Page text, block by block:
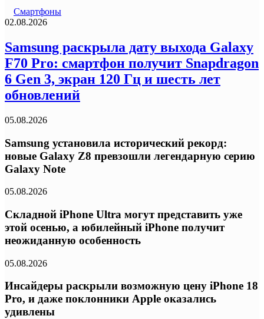
Смартфоны
02.08.2026
Samsung раскрыла дату выхода Galaxy
F70 Pro: смартфон получит Snapdragon
6 Gen 3, экран 120 Гц и шесть лет
обновлений
05.08.2026
Samsung установила исторический рекорд:
новые Galaxy Z8 превзошли легендарную серию
Galaxy Note
05.08.2026
Складной iPhone Ultra могут представить уже
этой осенью, а юбилейный iPhone получит
неожиданную особенность
05.08.2026
Инсайдеры раскрыли возможную цену iPhone 18
Pro, и даже поклонники Apple оказались
удивлены